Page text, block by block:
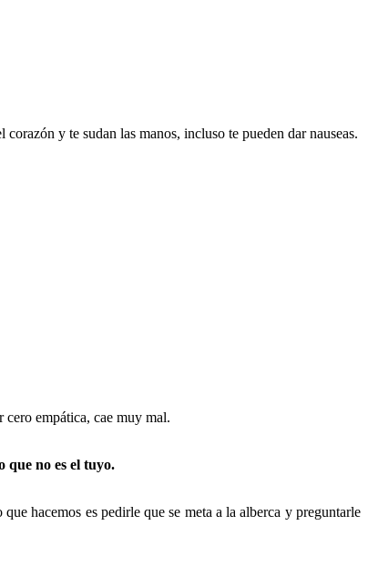
y te sudan las manos, incluso te pueden dar nauseas.
cero empática, cae muy mal.
que no es el tuyo.
hacemos es pedirle que se meta a la alberca y preguntarle